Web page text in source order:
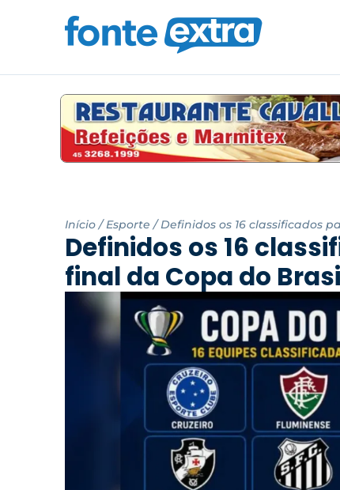
Início / Esporte / Definidos os 16 classificados
Definidos os 16
final da Copa do